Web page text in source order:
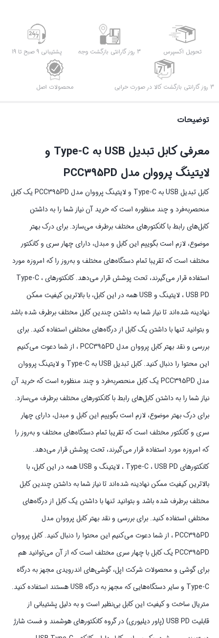
تحویل اکسپرس 3 روز گارانتی بازگشت وجه پشتیبانی 9 صبح تا 19
3 روز گارانتی بازگشت کالا در صورت خرابی محصولات اصل
توضیحات
معرفی کابل تبدیل USB به Type-C و
لایتینگ پرووان مدل PCC395PD
کابل تبدیل USB به Type-C و لایتینگ پرووان مدل PCC395PD یک کابل
منحصربه‌فرد و چند منظوره است که خرید آن نیاز شما را به داشتن
کابل‌های رابط با کانکتورهای مختلف برطرف می‌سازد. برای درک بهتر
موضوع، لازم است بگوییم این کابل و مبدل، دارای چهار سری و کانکتور
مختلف است که تقریبا تمام دستگاه‌های مختلف و به‌روز را که امروزه مورد
استفاده قرار می‌گیرند، تحت پوشش قرار می‌دهد. کانکتورهای Type-C ،
USB PD ، لایتینگ و USB همه در این کابل، با بالاترین کیفیت ممکن
نهادینه شده‌اند تا نیاز شما به داشتن چندین کابل مختلف برطرف شده باشد
و بتوانید تنها با داشتن یک کابل از درگاه‌های مختلفی استفاده کنید. برای
بررسی و نقد بهتر کابل پرووان مدل PCC395PD ، از شما دعوت می‌کنیم
این محتوا را دنبال کنید. کابل تبدیل USB به Type-C و لایتینگ پرووان
مدل PCC395PD یک کابل منحصربه‌فرد و چند منظوره است که خرید آن
نیاز شما را به داشتن کابل‌های رابط با کانکتورهای مختلف برطرف می‌سازد.
برای درک بهتر موضوع، لازم است بگوییم این کابل و مبدل، دارای چهار
سری و کانکتور مختلف است که تقریبا تمام دستگاه‌های مختلف و به‌روز را
که امروزه مورد استفاده قرار می‌گیرند، تحت پوشش قرار می‌دهد.
کانکتورهای Type-C ، USB PD ، لایتینگ و USB همه در این کابل، با
بالاترین کیفیت ممکن نهادینه شده‌اند تا نیاز شما به داشتن چندین کابل
مختلف برطرف شده باشد و بتوانید تنها با داشتن یک کابل از درگاه‌های
مختلفی استفاده کنید. برای بررسی و نقد بهتر کابل پرووان مدل
PCC395PD ، از شما دعوت می‌کنیم این محتوا را دنبال کنید. کابل پرووان
PCC395PD یک کابل با چهار سری مختلف است که از آن می‌توانید هم
برای گوشی و محصولات شرکت اپل، گوشی‌های اندرویدی مجهز به درگاه
Type-C و سایر دستگاه‌هایی که مجهز به درگاه USB هستند استفاده کنید.
متریال ساخت و کیفیت این کابل بی‌نظیر است و به دلیل پشتیبانی از
قابلیت USB PD (پاور دیلیوری) در گروه کانکتورهای هوشمند و فست شارژ